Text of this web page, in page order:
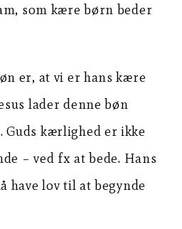
som kære børn beder
er, at vi er hans kære
lader denne bøn
Guds kærlighed er ikke
– ved fx at bede. Hans
have lov til at begynde